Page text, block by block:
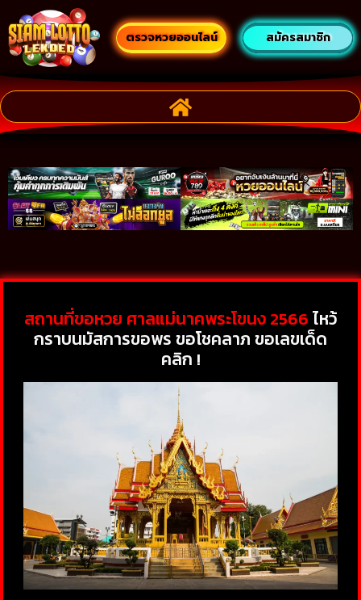
ตรวจหวยออนไลน์ สมัครสมาชิก
สถานที่ขอหวย ศาลแม่นาคพระโขนง 2566ไหว้
กราบนมัสการขอพร ขอโชคลาภ ขอเลขเด็ด
คลิก !